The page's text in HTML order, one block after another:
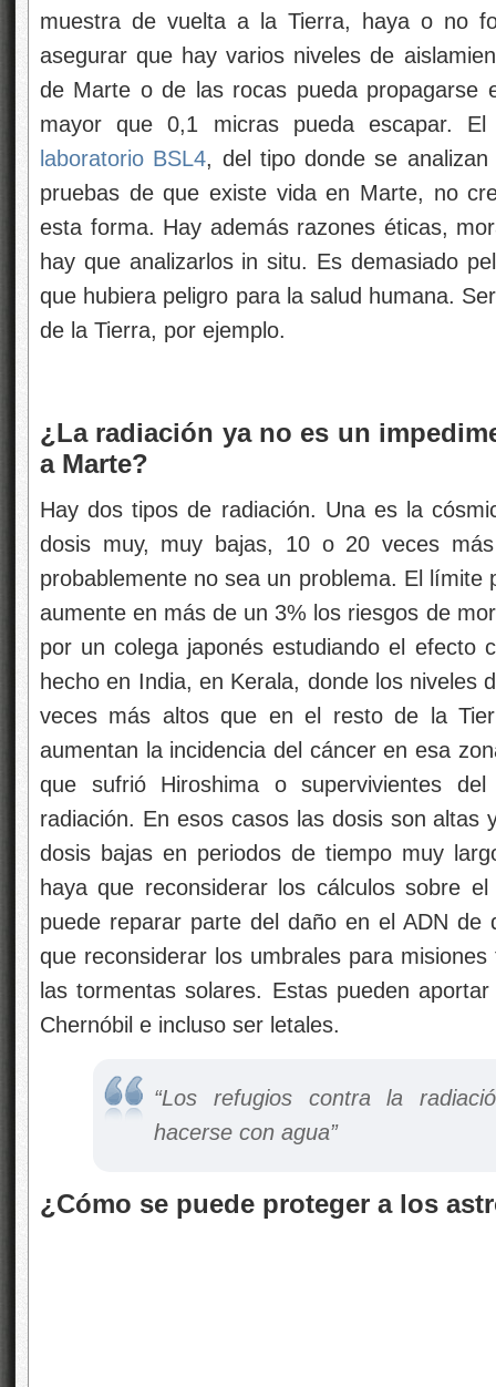
muestra de vuelta a la Tierra, haya o no
asegurar que hay varios niveles de
de Marte o de las rocas pueda propagarse
mayor que 0,1 micras pueda escapar.
laboratorio BSL4, del tipo donde se
pruebas de que existe vida en Marte, no
esta forma. Hay además razones éticas,
hay que analizarlos in situ. Es demasiado
que hubiera peligro para la salud humana.
de la Tierra, por ejemplo.
¿La radiación ya no es un
a Marte?
Hay dos tipos de radiación. Una es la
dosis muy, muy bajas, 10 o 20 veces
probablemente no sea un problema. El límite
aumente en más de un 3% los riesgos de
por un colega japonés estudiando el efecto
hecho en India, en Kerala, donde los niveles
veces más altos que en el resto de la
aumentan la incidencia del cáncer en esa
que sufrió Hiroshima o supervivientes
radiación. En esos casos las dosis son
dosis bajas en periodos de tiempo muy
haya que reconsiderar los cálculos sobre
puede reparar parte del daño en el ADN
que reconsiderar los umbrales para
las tormentas solares. Estas pueden
Chernóbil e incluso ser letales.
“Los refugios contra la
hacerse con agua”
¿Cómo se puede proteger a los